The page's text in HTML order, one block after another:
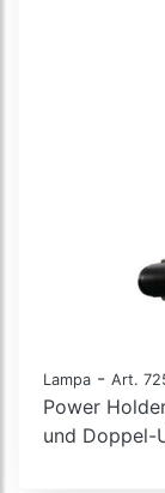
Lampa - Art.
Power
und Doppel-